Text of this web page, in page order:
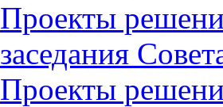
Проекты
заседания
Проекты